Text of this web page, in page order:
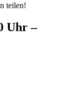
teilen!
Uhr –